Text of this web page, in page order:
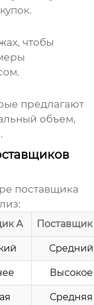
чтобы
предлагают
объем,
поставщика
А
Средний
Высокое
Средняя